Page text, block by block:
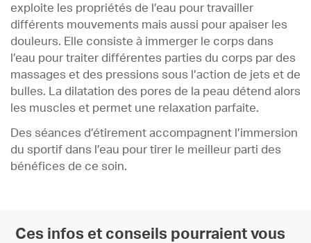
exploite les propriétés de l’eau pour travailler
différents mouvements mais aussi pour apaiser les
douleurs. Elle consiste à immerger le corps dans
l’eau pour traiter différentes parties du corps par des
massages et des pressions sous l’action de jets et de
bulles. La dilatation des pores de la peau détend alors
les muscles et permet une relaxation parfaite.
Des séances d’étirement accompagnent l’immersion
du sportif dans l’eau pour tirer le meilleur parti des
bénéfices de ce soin.
Ces infos et conseils pourraient vous